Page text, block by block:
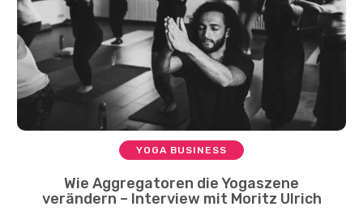
YOGA BUSINESS
Wie Aggregatoren die Yogaszene
verändern – Interview mit Moritz Ulrich